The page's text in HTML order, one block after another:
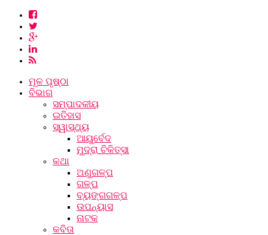
ମୂଳ ପୃଷ୍ଠା
ବିଭାଗ
ସମ୍ପାଦକୀୟ
ଇତିହାସ
ସ୍ୱାସ୍ଥ୍ୟ
ଆୟୁର୍ବେଦ
ମୁଦ୍ରା ଚିକିତ୍ସା
କଥା
ଅଣୁଗଳ୍ପ
ଗଳ୍ପ
ବ୍ୟଙ୍ଗଗଳ୍ପ
ଉପନ୍ୟାସ
ନାଟକ
କବିତା